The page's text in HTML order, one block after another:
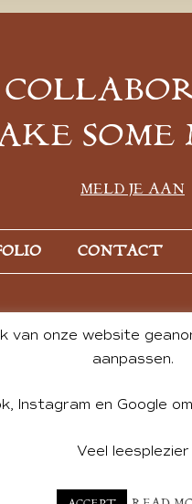
SOME
MELD JE AAN
CONTACT
DE GROOT. WEBSITE
van onze website
aanpassen.
Instagram en Google
Veel leesplezier